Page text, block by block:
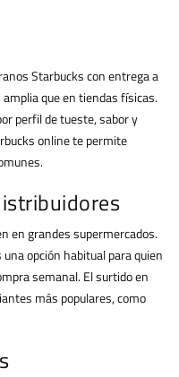
Starbucks con entrega a
que en tiendas físicas.
perfil de tueste, sabor y
online te permite
en grandes supermercados.
opción habitual para quien
semanal. El surtido en
más populares, como